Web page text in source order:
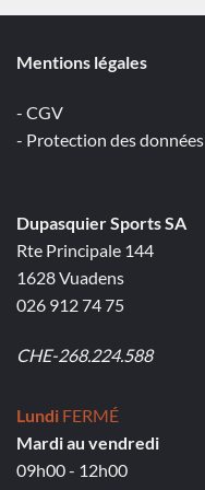
Mentions légales
- CGV
- Protection des données
Dupasquier Sports SA
Rte Principale 144
1628 Vuadens
026 912 74 75
CHE-268.224.588
Lundi FERMÉ
Mardi au vendredi
09h00 - 12h00